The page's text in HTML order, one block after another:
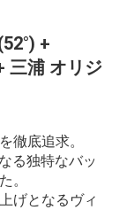
+
三浦 オリジ
徹底追求。
る独特なバッ
。
げとなるヴィ